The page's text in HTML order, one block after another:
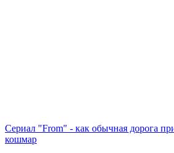
Сериал "From" - как обычная дорога
кошмар